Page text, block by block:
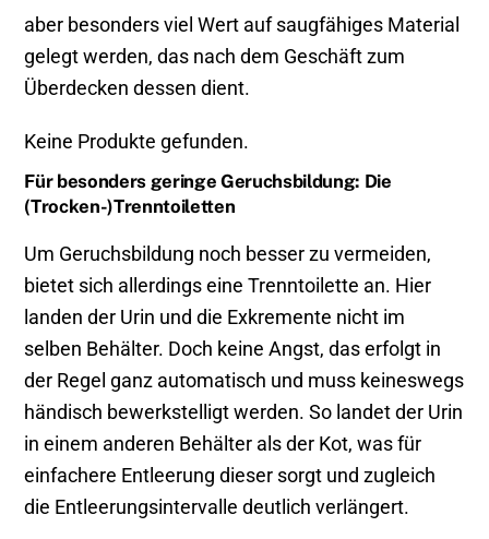
aber besonders viel Wert auf saugfähiges Material
gelegt werden, das nach dem Geschäft zum
Überdecken dessen dient.
Keine Produkte gefunden.
Für besonders geringe Geruchsbildung: Die
(Trocken-)Trenntoiletten
Um Geruchsbildung noch besser zu vermeiden,
bietet sich allerdings eine Trenntoilette an. Hier
landen der Urin und die Exkremente nicht im
selben Behälter. Doch keine Angst, das erfolgt in
der Regel ganz automatisch und muss keineswegs
händisch bewerkstelligt werden. So landet der Urin
in einem anderen Behälter als der Kot, was für
einfachere Entleerung dieser sorgt und zugleich
die Entleerungsintervalle deutlich verlängert.